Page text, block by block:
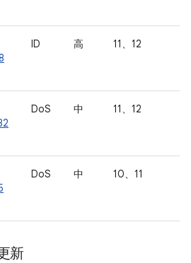
ID 高 11、12
DoS 中 11、12
DoS 中 10、11
新